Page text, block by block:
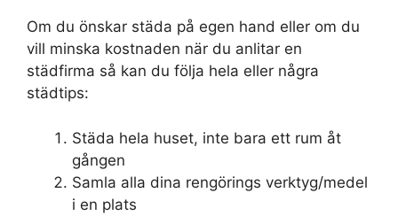
Om du önskar städa på egen hand eller om du
vill minska kostnaden när du anlitar en
städfirma så kan du följa hela eller några
städtips:
Städa hela huset, inte bara ett rum åt
gången
Samla alla dina rengörings verktyg/medel
i en plats